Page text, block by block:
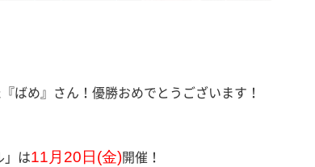
ばめ』さん！優勝おめでとうございます！
」は11月20日(金)開催！